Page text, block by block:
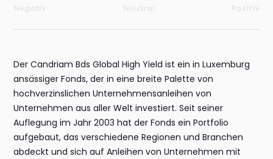
Der Candriam Bds Global High Yield ist ein in Luxemburg
ansässiger Fonds, der in eine breite Palette von
hochverzinslichen Unternehmensanleihen von
Unternehmen aus aller Welt investiert. Seit seiner
Auflegung im Jahr 2003 hat der Fonds ein Portfolio
aufgebaut, das verschiedene Regionen und Branchen
abdeckt und sich auf Anleihen von Unternehmen mit